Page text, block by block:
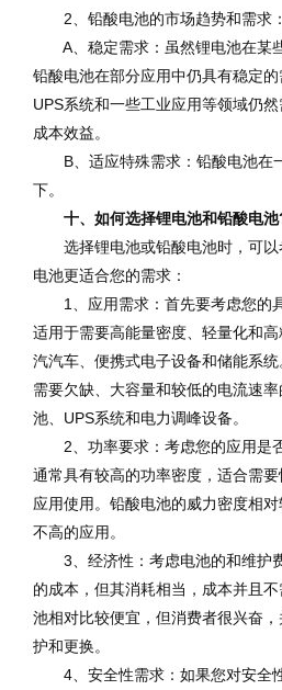
2、铅酸电池的市场趋势和需求：
A、稳定需求：虽然锂电池在某
铅酸电池在部分应用中仍具有稳定的
UPS系统和一些工业应用等领域仍
成本效益。
B、适应特殊需求：铅酸电池在
下。
十、如何选择锂电池和铅酸电池
选择锂电池或铅酸电池时，可以
电池更适合您的需求：
1、应用需求：首先要考虑您的
适用于需要高能量密度、轻量化和
汽汽车、便携式电子设备和储能系
需要欠缺、大容量和较低的电流速
池、UPS系统和电力调峰设备。
2、功率要求：考虑您的应用是
通常具有较高的功率密度，适合需
应用使用。铅酸电池的威力密度相
不高的应用。
3、经济性：考虑电池的和维护
的成本，但其消耗相当，成本并且
池相对比较便宜，但消费者很兴奋
护和更换。
4、安全性需求：如果您对安全